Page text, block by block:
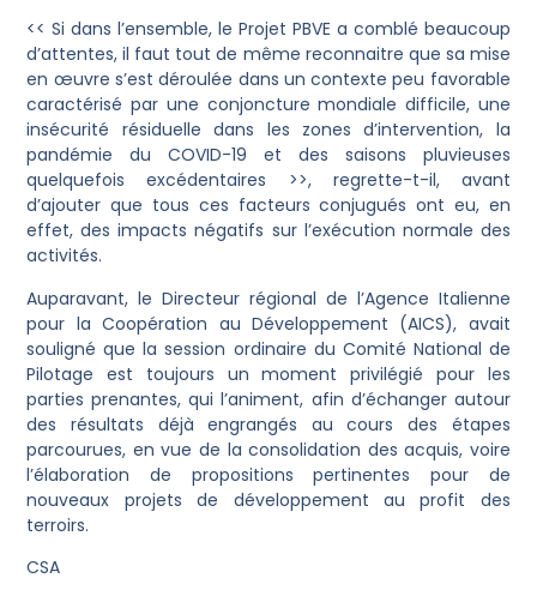
‎<< Si dans l’ensemble, le Projet PBVE a comblé beaucoup
d’attentes, il faut tout de même reconnaitre que sa mise
en œuvre s’est déroulée dans un contexte peu favorable
caractérisé par une conjoncture mondiale difficile, une
insécurité résiduelle dans les zones d’intervention, la
pandémie du COVID-19 et des saisons pluvieuses
quelquefois excédentaires >>, regrette-t-il, avant
d’ajouter que tous ces facteurs conjugués ont eu, en
effet, des impacts négatifs sur l’exécution normale des
activités.
‎Auparavant, le Directeur régional de l’Agence Italienne
pour la Coopération au Développement (AICS), avait
souligné que la session ordinaire du Comité National de
Pilotage est toujours un moment privilégié pour les
parties prenantes, qui l’animent, afin d’échanger autour
des résultats déjà engrangés au cours des étapes
parcourues, en vue de la consolidation des acquis, voire
l’élaboration de propositions pertinentes pour de
nouveaux projets de développement au profit des
terroirs.
CSA